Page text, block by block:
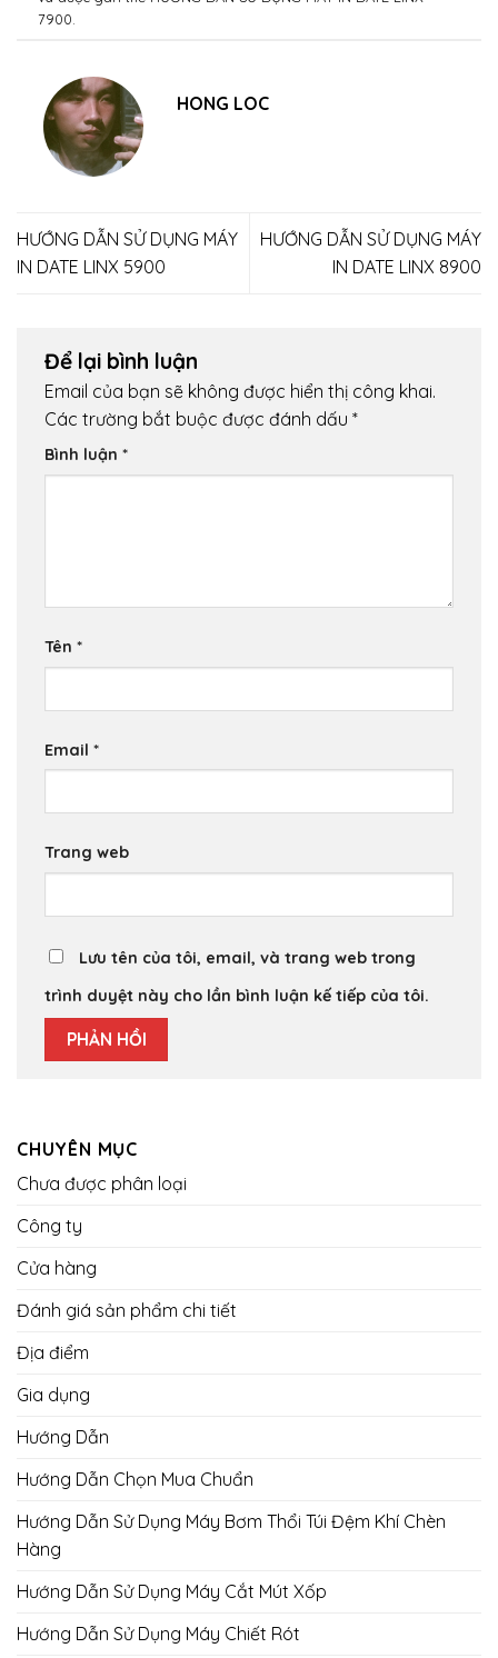
7900
HONG LOC
HƯỚNG DẪN SỬ DỤNG MÁY
IN DATE LINX 5900
HƯỚNG DẪN SỬ DỤNG MÁY
IN DATE LINX 8900
Để lại bình luận
Email của bạn sẽ không được hiển thị công khai.
Các trường bắt buộc được đánh dấu *
Bình luận *
Tên *
Email *
Trang web
Lưu tên của tôi, email, và trang web trong
trình duyệt này cho lần bình luận kế tiếp của tôi.
CHUYÊN MỤC
Chưa được phân loại
Công ty
Cửa hàng
Đánh giá sản phẩm chi tiết
Địa điểm
Gia dụng
Hướng Dẫn
Hướng Dẫn Chọn Mua Chuẩn
Hướng Dẫn Sử Dụng Máy Bơm Thổi Túi Đệm Khí Chèn
Hàng
Hướng Dẫn Sử Dụng Máy Cắt Mút Xốp
Hướng Dẫn Sử Dụng Máy Chiết Rót